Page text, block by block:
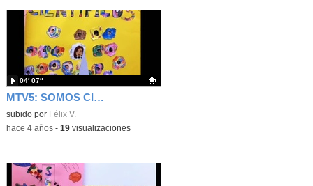
MTV5: SOMOS CIENTÍFICOS: ERUPCIÓN VOLCÁNICA_21 OCT.
Contenido educativo.
subido por Félix V.
04′ 07″
-hace 4 años- 19visualizaciones